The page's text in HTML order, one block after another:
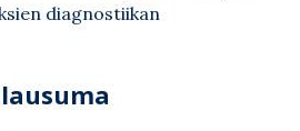
diagnostiikan